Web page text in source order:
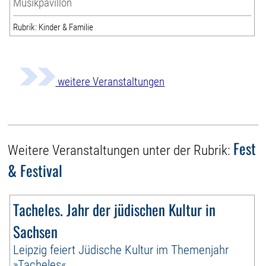
Musikpavillon
Rubrik: Kinder & Familie
weitere Veranstaltungen
Weitere Veranstaltungen unter der Rubrik: Fest
& Festival
Tacheles. Jahr der jüdischen Kultur in
Sachsen
Leipzig feiert Jüdische Kultur im Themenjahr